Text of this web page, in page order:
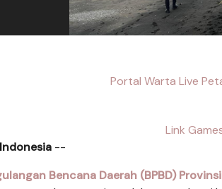
Portal Warta Live
Link
--
Bencana Daerah (BPBD)